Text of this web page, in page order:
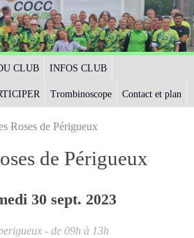
CLUB INFOS CLUB
Trombinoscope Contact et plan
Roses de Périgueux
de Périgueux
30 sept. 2023
- de 09h à 13h